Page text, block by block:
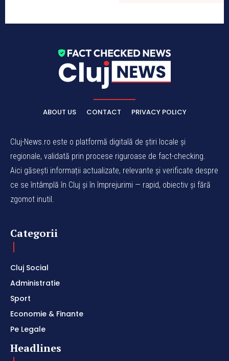
ABOUT US CONTACT PRIVACY POLICY
Cluj-News.ro este o platformă digitală de știri locale și
regionale, validată prin procese riguroase de fact-checking.
Aici găsești informații actualizate, relevante și verificate despre
ce se întâmplă în Cluj și în împrejurimi — rapid, obiectiv și fără
zgomot inutil.
Categorii
Cluj Social
Administratie
Sport
Economie & Finante
Pe Legale
Headlines